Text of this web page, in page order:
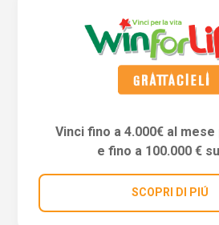
Vinci fino a 4.000€ al mese
e fino a 100.000 €
SCOPRI DI PIÚ